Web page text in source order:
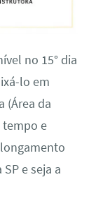
no 15° dia
lo em
(Área da
tempo e
e seja a